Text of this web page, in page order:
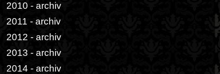
2010 - archiv
2011 - archiv
2012 - archiv
2013 - archiv
2014 - archiv